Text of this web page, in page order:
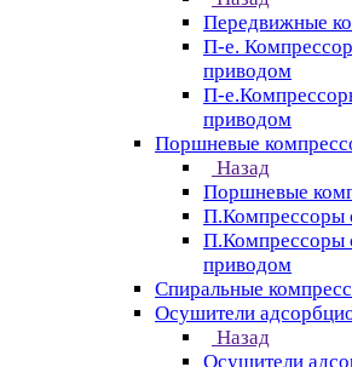
Передвижные
П-е.
приводом
П-
приводом
Поршневые
Назад
Поршневые
П.Компрессоры
П.Компрессоры
приводом
Спиральные
Осушители
Назад
Осушители